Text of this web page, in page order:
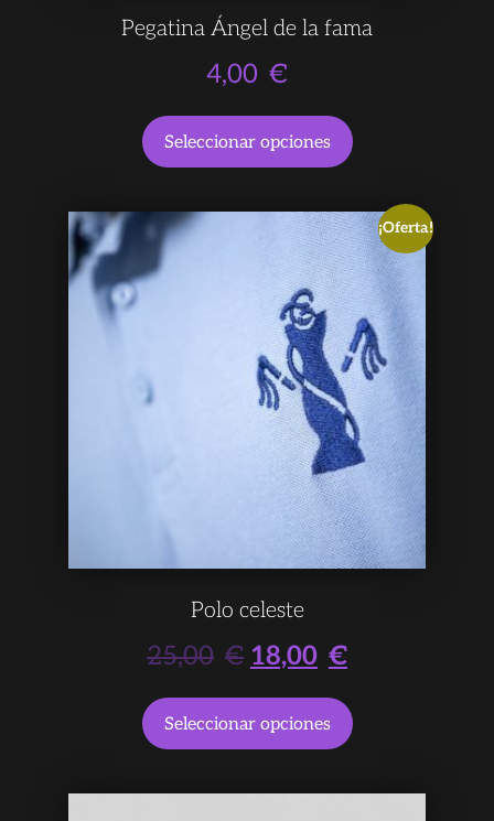
Pegatina Ángel de la fama
4,00 €
Seleccionar opciones
¡Oferta!
Polo celeste
25,00 € 18,00 €
Seleccionar opciones